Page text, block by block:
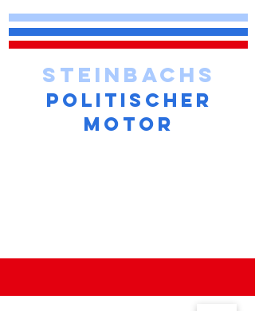
STEINBACHS
POLITISCHER
MOTOR